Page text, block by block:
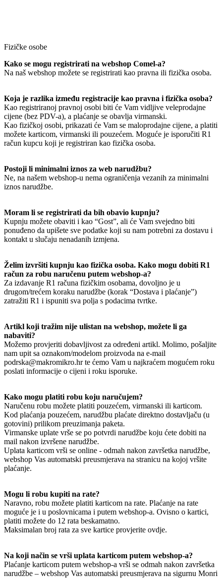
Fizičke osobe
Kako se mogu registrirati na webshop Comel-a?
Na naš webshop možete se registrirati kao pravna ili fizička osoba.
Koja je razlika između registracije kao pravna i fizička osoba?
Kao registriranoj pravnoj osobi biti će Vam vidljive veleprodajne
cijene (bez PDV-a), a plaćanje se obavlja virmanski.
Kao fizičkoj osobi, prikazati će Vam se maloprodajne cijene, a platiti
možete karticom, virmanski ili pouzećem. Moguće je isporučiti R1
račun kupcu koji je registriran kao fizička osoba.
Postoji li minimalni iznos za web narudžbu?
Ne, na našem webshop-u nema ograničenja vezanih za minimalni
iznos narudžbe.
Moram li se registrirati da bih obavio kupnju?
Kupnju možete obaviti i kao “Gost”, ali će Vam svejedno biti
ponuđeno da upišete sve podatke koji su nam potrebni za dostavu i
kontakt u slučaju nenadanih izmjena.
Želim izvršiti kupnju kao fizička osoba. Kako mogu dobiti R1
račun za robu naručenu putem webshop-a?
Za izdavanje R1 računa fizičkim osobama, dovoljno je u
drugom/trećem koraku narudžbe (korak “Dostava i plaćanje”)
zatražiti R1 i ispuniti sva polja s podacima tvrtke.
Artikl koji tražim nije ulistan na webshop, možete li ga
nabaviti?
Možemo provjeriti dobavljivost za određeni artikl. Molimo, pošaljite
nam upit sa oznakom/modelom proizvoda na e-mail
podrska@makromikro.hr te ćemo Vam u najkraćem mogućem roku
poslati informacije o cijeni i roku isporuke.
Kako mogu platiti robu koju naručujem?
Naručenu robu možete platiti pouzećem, virmanski ili karticom.
Kod plaćanja pouzećem, narudžbu plaćate direktno dostavljaču (u
gotovini) prilikom preuzimanja paketa.
Virmanske uplate vrše se po potvrdi narudžbe koju ćete dobiti na
mail nakon izvršene narudžbe.
Uplata karticom vrši se online - odmah nakon završetka narudžbe,
webshop Vas automatski preusmjerava na stranicu na kojoj vršite
plaćanje.
Mogu li robu kupiti na rate?
Naravno, robu možete platiti karticom na rate. Plaćanje na rate
moguće je i u poslovnicama i putem webshop-a. Ovisno o kartici,
platiti možete do 12 rata beskamatno.
Maksimalan broj rata za sve kartice provjerite ovdje.
Na koji način se vrši uplata karticom putem webshop-a?
Plaćanje karticom putem webshop-a vrši se odmah nakon završetka
narudžbe – webshop Vas automatski preusmjerava na sigurnu Monri